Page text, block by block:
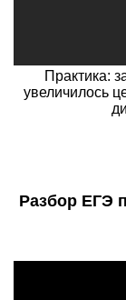
Практика:
увеличилось
Разбор ЕГЭ